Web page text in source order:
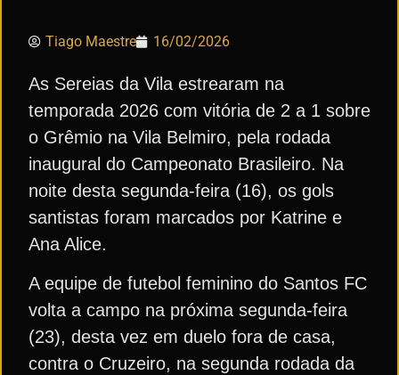
Tiago Maestre 16/02/2026
As Sereias da Vila estrearam na
temporada 2026 com vitória de 2 a 1 sobre
o Grêmio na Vila Belmiro, pela rodada
inaugural do Campeonato Brasileiro. Na
noite desta segunda-feira (16), os gols
santistas foram marcados por Katrine e
Ana Alice.
A equipe de futebol feminino do Santos FC
volta a campo na próxima segunda-feira
(23), desta vez em duelo fora de casa,
contra o Cruzeiro, na segunda rodada da